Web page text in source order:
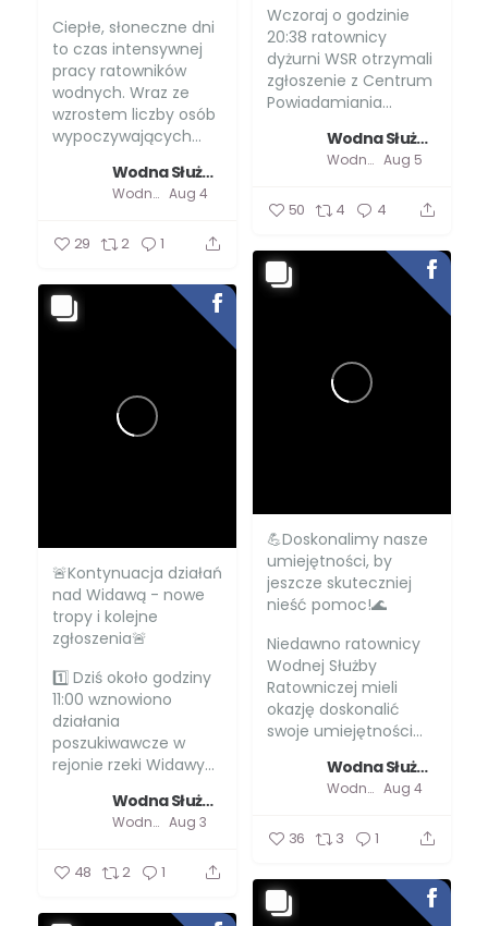
Wczoraj o godzinie
20:38 ratownicy
dyżurni WSR otrzymali
zgłoszenie z Centrum
Powiadamiania...
Wodna Służba Ratownicza
Wodna Służba Ratownicza Aug 5
50 4 4
Ciepłe, słoneczne dni
to czas intensywnej
pracy ratowników
wodnych. Wraz ze
wzrostem liczby osób
wypoczywających...
Wodna Służba Ratownicza
Wodna Służba Ratownicza Aug 4
29 2 1
💪Doskonalimy nasze
umiejętności, by
jeszcze skuteczniej
nieść pomoc!🌊
Niedawno ratownicy
Wodnej Służby
Ratowniczej mieli
okazję doskonalić
swoje umiejętności...
Wodna Służba Ratownicza
Wodna Służba Ratownicza Aug 4
36 3 1
🚨Kontynuacja działań
nad Widawą - nowe
tropy i kolejne
zgłoszenia🚨
1️⃣ Dziś około godziny
11:00 wznowiono
działania
poszukiwawcze w
rejonie rzeki Widawy...
Wodna Służba Ratownicza
Wodna Służba Ratownicza Aug 3
48 2 1